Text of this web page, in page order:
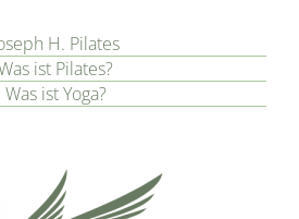
H. Pilates
ist Pilates?
Was ist Yoga?